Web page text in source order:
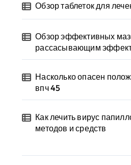
Обзор таблеток для
Обзор эффективных
рассасывающим
Насколько опасен
впч 45
Как лечить вирус
методов и средств